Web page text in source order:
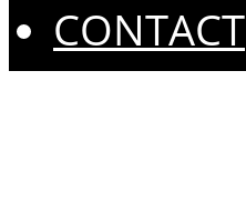
CONTACT